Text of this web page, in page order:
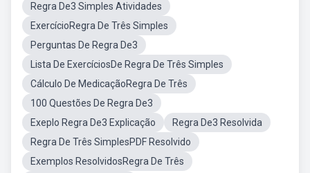
Regra De3 Simples Atividades
ExercícioRegra De Três Simples
Perguntas De Regra De3
Lista De ExercíciosDe Regra De Três Simples
Cálculo De MedicaçãoRegra De Três
100 Questões De Regra De3
Exeplo Regra De3 Explicação
Regra De3 Resolvida
Regra De Três SimplesPDF Resolvido
Exemplos ResolvidosRegra De Três